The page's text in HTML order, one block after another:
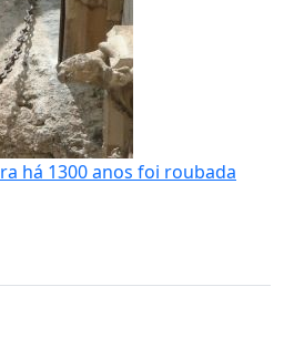
há 1300 anos foi roubada